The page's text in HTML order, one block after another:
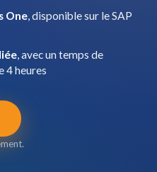
One, disponible sur le SAP
, avec un temps de
4 heures